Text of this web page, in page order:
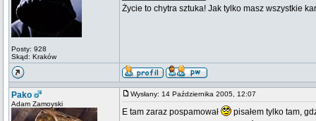
Posty: 928
Skąd: Kraków
Życie to chytra sztuka! Jak tylko masz wszystkie
Pako
Adam Zamoyski
Wysłany: 14 Października 2005, 12:07
E tam zaraz pospamował
pisałem tylko tam,